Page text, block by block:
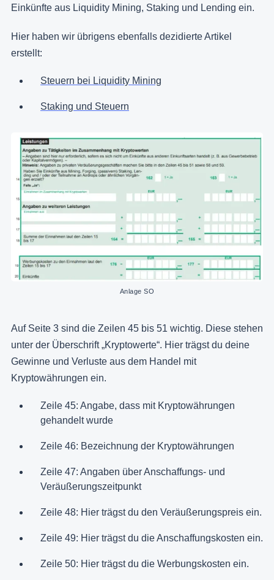
Einkünfte aus Liquidity Mining, Staking und Lending ein.
Hier haben wir übrigens ebenfalls dezidierte Artikel
erstellt:
Steuern bei Liquidity Mining
Staking und Steuern
Anlage SO
Auf Seite 3 sind die Zeilen 45 bis 51 wichtig. Diese stehen
unter der Überschrift „Kryptowerte“. Hier trägst du deine
Gewinne und Verluste aus dem Handel mit
Kryptowährungen ein.
Zeile 45: Angabe, dass mit Kryptowährungen
gehandelt wurde
Zeile 46: Bezeichnung der Kryptowährungen
Zeile 47: Angaben über Anschaffungs- und
Veräußerungszeitpunkt
Zeile 48: Hier trägst du den Veräußerungspreis ein.
Zeile 49: Hier trägst du die Anschaffungskosten ein.
Zeile 50: Hier trägst du die Werbungskosten ein.